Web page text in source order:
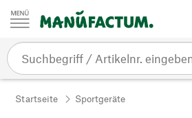
Zum Inhalt springen
Startseite Sportgeräte